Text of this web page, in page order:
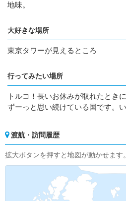
地味。
大好きな場所
東京タワーが見えるところ
行ってみたい場所
トルコ！長いお休みが取れたとき
ずーっと思い続けている国です。
渡航・訪問履歴
拡大ボタンを押すと地図が動かせます。